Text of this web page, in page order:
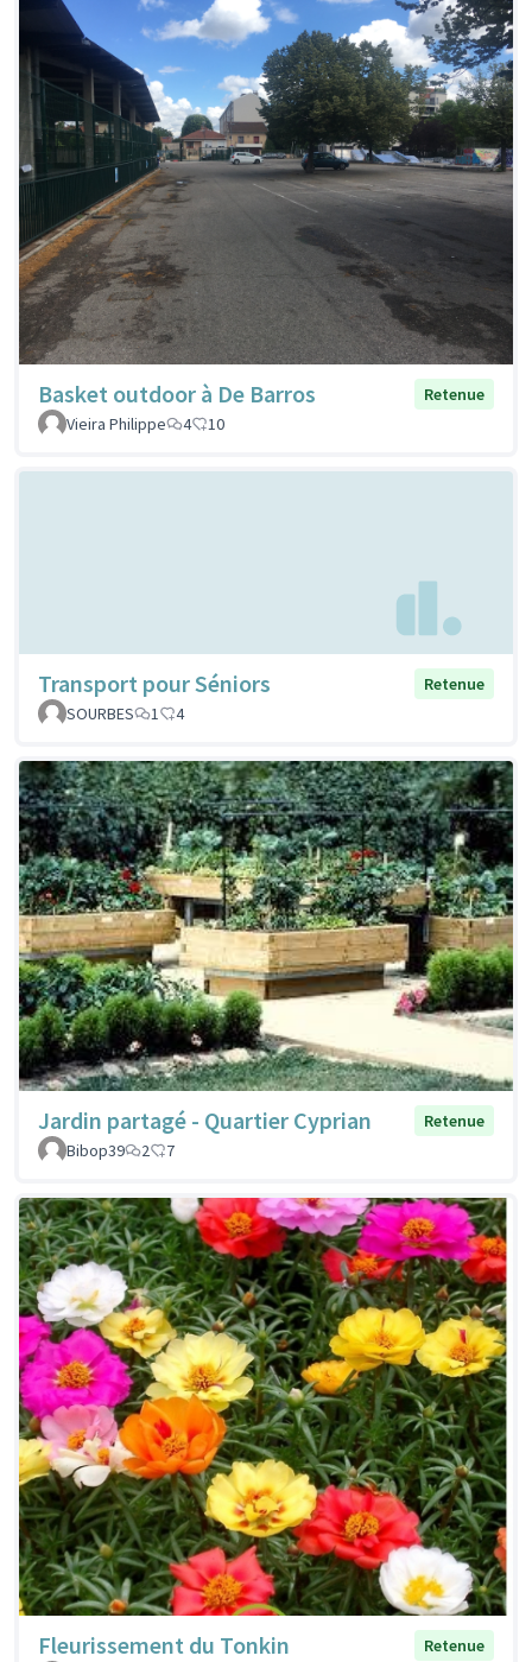
Basket outdoor à De Barros
Retenue
Vieira Philippe
4 10
Transport pour Séniors
Retenue
SOURBES
1 4
Jardin partagé - Quartier Cyprian
Retenue
Bibop39
2 7
Fleurissement du Tonkin
Retenue